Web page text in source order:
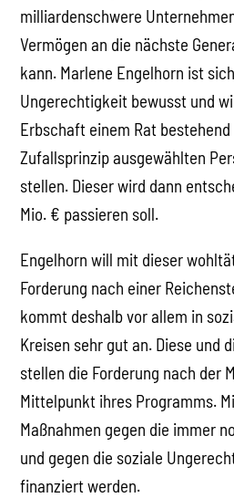
milliardenschwere
Vermögen an die nächste
kann. Marlene Engelhorn ist
Ungerechtigkeit bewusst und
Erbschaft einem Rat
Zufallsprinzip ausgewählten
stellen. Dieser wird dann
Mio. € passieren soll.
Engelhorn will mit dieser
Forderung nach einer
kommt deshalb vor allem in
Kreisen sehr gut an. Diese und
stellen die Forderung nach der
Mittelpunkt ihres Programms.
Maßnahmen gegen die immer
und gegen die soziale
finanziert werden.